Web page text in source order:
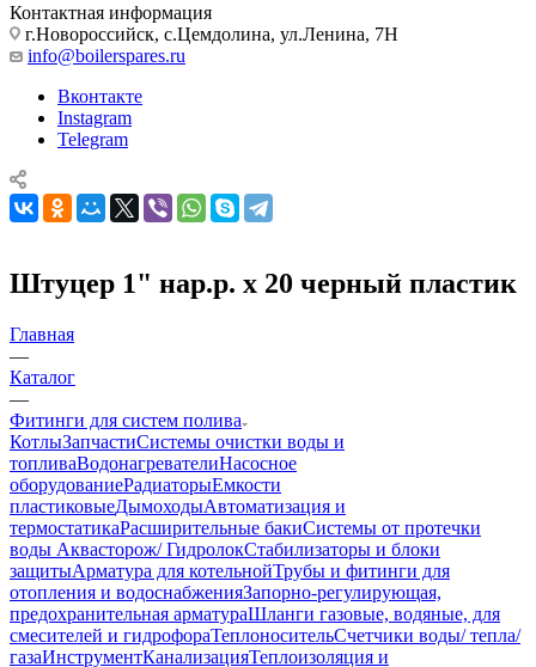
Контактная информация
г.Новороссийск, с.Цемдолина, ул.Ленина, 7Н
info@boilerspares.ru
Вконтакте
Instagram
Telegram
Штуцер 1" нар.р. х 20 черный пластик
Главная
—
Каталог
—
Фитинги для систем полива
КотлыЗапчастиСистемы очистки воды и
топливаВодонагревателиНасосное
оборудованиеРадиаторыЕмкости
пластиковыеДымоходыАвтоматизация и
термостатикаРасширительные бакиСистемы от протечки
воды Аквасторож/ ГидролокСтабилизаторы и блоки
защитыАрматура для котельнойТрубы и фитинги для
отопления и водоснабженияЗапорно-регулирующая,
предохранительная арматураШланги газовые, водяные, для
смесителей и гидрофораТеплоносительСчетчики воды/ тепла/
газаИнструментКанализацияТеплоизоляция и